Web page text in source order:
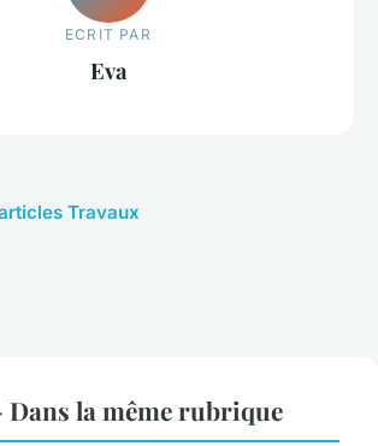
ECRIT PAR
Eva
Travaux
la même rubrique